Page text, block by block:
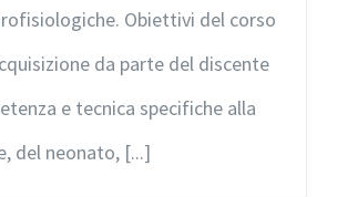
Obiettivi del corso
da parte del discente
e tecnica specifiche alla
del neonato, [...]